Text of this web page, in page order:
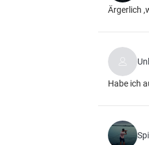
Ärgerlich
Habe ich